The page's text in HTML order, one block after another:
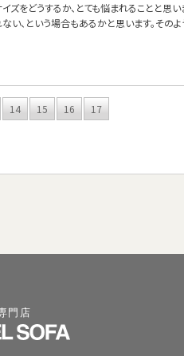
ズをどうするか、とても悩まれることと思
い、という場合もあるかと思います。その
14 15 16
17
門店